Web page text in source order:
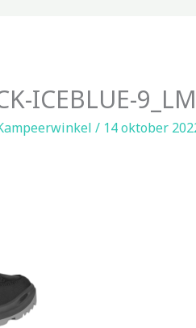
ICEBLUE-
/ 14 oktober